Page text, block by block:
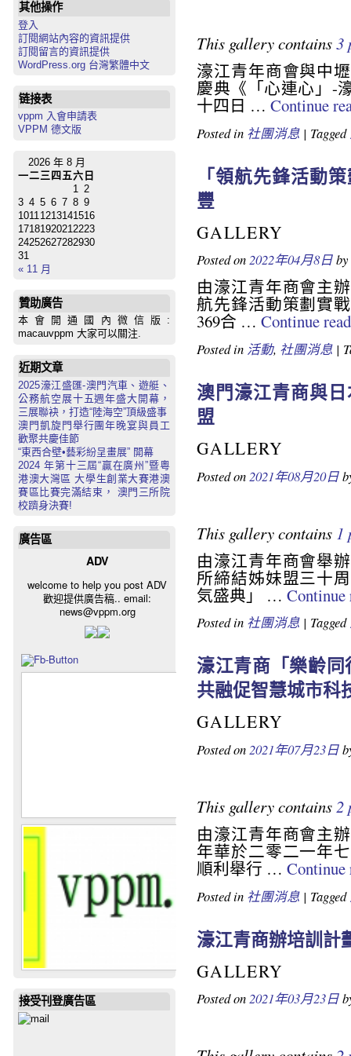
其他操作
登入
訂閱網站內容的資訊提供
訂閱留言的資訊提供
WordPress.org 台灣繁體中文
链接表
vppm 入會申請表
VPPM 德文版
2026 年 8 月
一二三 四五六 日
1
2
3 4 5 6 7 8 9
1011 1213141516
1718192021 2223
24252627282930
31
« 11 月
贊助廣告
本會開通國內微信版:
macauvppm 大家可以關注.
近期文章
2025濠江盛匯-澳門汽車、遊艇、
公務航空展十五週年盛大開幕，
三展聯袂，打造“陸海空”頂級盛事
澳門凱旋門舉行團年晚宴與員工
歡聚共慶佳節
“東西合壁•藝彩紛呈畫展” 開幕
2024 年第十三屆“贏在廣州”暨粵
港澳大灣區 大學生創業大賽港澳
賽區比賽完滿結束， 澳門三所院
校躋身決賽!
廣告區
ADV
welcome to help you post ADV
歡迎提供廣告稿.. email:
news@vppm.org
接受刊登廣告區
This gallery contains3
濠江青年商會與中
慶典《「心連心」-
十四日 … Continue
Posted in 社團消息 | Tagged
「領航先鋒活動
豐
GALLERY
Posted on 2022年04月8日by
由濠江青年商會主
航先鋒活動策劃實
369合 … Continue
Posted in 活動, 社團消息 |
澳門濠江青商與
盟
GALLERY
Posted on 2021年08月20日
This gallery contains 1
由濠江青年商會舉
所締結姊妹盟三十
気盛典」 …
Posted in 社團消息 | Tagged
濠江青商「樂齡
共融促智慧城市科
GALLERY
Posted on 2021年07月23日
This gallery contains2
由濠江青年商會主
年華於二零二一年
順利舉行 …
Posted in 社團消息 | Tagged
濠江青商辦培訓計
GALLERY
Posted on2021年03月23日